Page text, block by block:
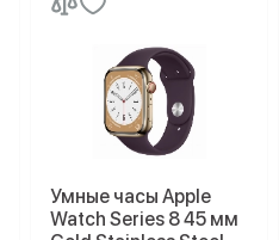
Умные часы Apple
Watch Series 8 45 мм